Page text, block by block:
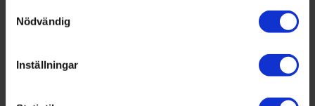
Med din tillåtelse skulle vi även vilja:
som kan ha en noggrannhet på upp till flera meter
Identifiera din enhet genom att aktivt skanna den
Nödvändig
Inställningar